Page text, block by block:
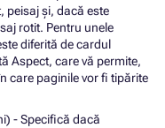
peisaj și, dacă este
rotit. Pentru unele
diferită de cardul
Aspect, care vă permite,
care paginile vor fi tipărite
- Specifică dacă